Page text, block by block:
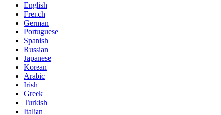
English
French
German
Portuguese
Spanish
Russian
Japanese
Korean
Arabic
Irish
Greek
Turkish
Italian